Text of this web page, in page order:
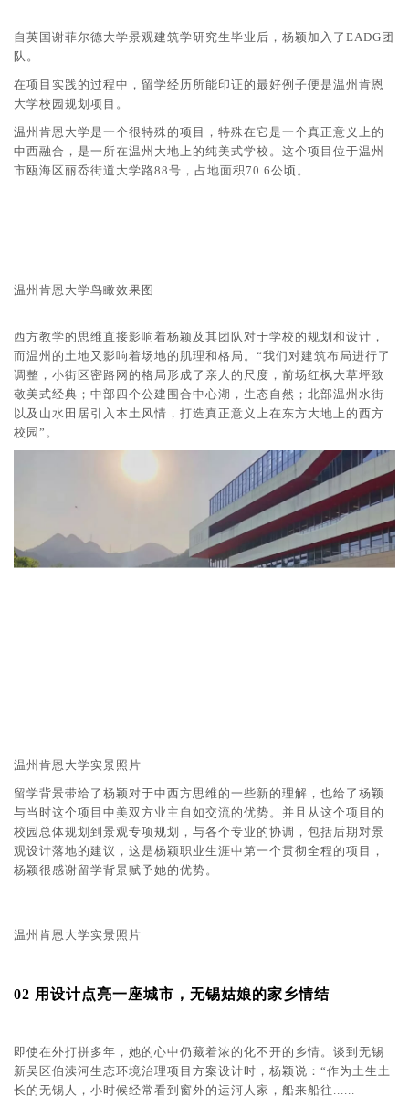
自英国谢菲尔德大学景观建筑学研究生毕业后，杨颖加入了EADG团
队。
在项目实践的过程中，留学经历所能印证的最好例子便是温州肯恩
大学校园规划项目。
温州肯恩大学是一个很特殊的项目，特殊在它是一个真正意义上的
中西融合，是一所在温州大地上的纯美式学校。这个项目位于温州
市瓯海区丽岙街道大学路88号，占地面积70.6公顷。
温州肯恩大学鸟瞰效果图
西方教学的思维直接影响着杨颖及其团队对于学校的规划和设计，
而温州的土地又影响着场地的肌理和格局。“我们对建筑布局进行了
调整，小街区密路网的格局形成了亲人的尺度，前场红枫大草坪致
敬美式经典；中部四个公建围合中心湖，生态自然；北部温州水街
以及山水田居引入本土风情，打造真正意义上在东方大地上的西方
校园”。
温州肯恩大学实景照片
留学背景带给了杨颖对于中西方思维的一些新的理解，也给了杨颖
与当时这个项目中美双方业主自如交流的优势。并且从这个项目的
校园总体规划到景观专项规划，与各个专业的协调，包括后期对景
观设计落地的建议，这是杨颖职业生涯中第一个贯彻全程的项目，
杨颖很感谢留学背景赋予她的优势。
温州肯恩大学实景照片
02 用设计点亮一座城市，无锡姑娘的家乡情结
即使在外打拼多年，她的心中仍藏着浓的化不开的乡情。谈到无锡
新吴区伯渎河生态环境治理项目方案设计时，杨颖说：“作为土生土
长的无锡人，小时候经常看到窗外的运河人家，船来船往......